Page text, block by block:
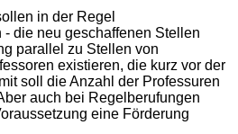
in der Regel
die neu geschaffenen Stellen
parallel zu Stellen von
existieren, die kurz vor der
soll die Anzahl der Professuren
auch bei Regelberufungen
eine Förderung